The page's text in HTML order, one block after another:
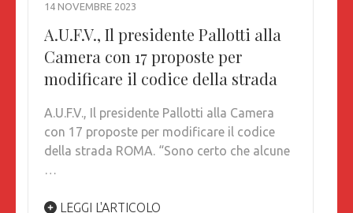
14 NOVEMBRE 2023
A.U.F.V., Il presidente Pallotti alla
Camera con 17 proposte per
modificare il codice della strada
A.U.F.V., Il presidente Pallotti alla Camera
con 17 proposte per modificare il codice
della strada ROMA. “Sono certo che alcune
…
LEGGI L'ARTICOLO